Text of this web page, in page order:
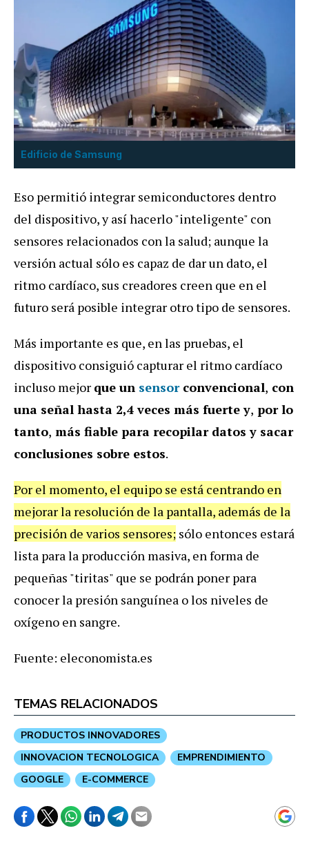
Edificio de Samsung
Eso permitió integrar semiconductores dentro
del dispositivo, y así hacerlo "inteligente" con
sensores relacionados con la salud; aunque la
versión actual sólo es capaz de dar un dato, el
ritmo cardíaco, sus creadores creen que en el
futuro será posible integrar otro tipo de sensores.
Más importante es que, en las pruebas, el
dispositivo consiguió capturar el ritmo cardíaco
incluso mejor que un sensorconvencional, con
una señal hasta 2,4 veces más fuerte y, por lo
tanto, más fiable para recopilar datos y sacar
conclusiones sobre estos.
Por el momento, el equipo se está centrando en
mejorar la resolución de la pantalla, además de la
precisión de varios sensores; sólo entonces estará
lista para la producción masiva, en forma de
pequeñas "tiritas" que se podrán poner para
conocer la presión sanguínea o los niveles de
oxígeno en sangre.
Fuente: eleconomista.es
TEMAS RELACIONADOS
PRODUCTOS INNOVADORES
INNOVACION TECNOLOGICA
EMPRENDIMIENTO
GOOGLE
E-COMMERCE